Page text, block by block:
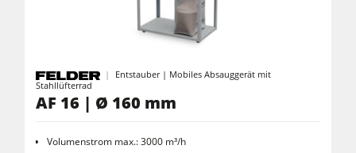
Entstauber | Mobiles Absauggerät mit
Stahllüfterrad
AF 16 | Ø 160 mm
Volumenstrom max.: 3000 m³/h